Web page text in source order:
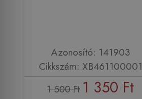
Azonosító: 141903
Cikkszám: XB461100001
1 500 Ft 1 350 Ft